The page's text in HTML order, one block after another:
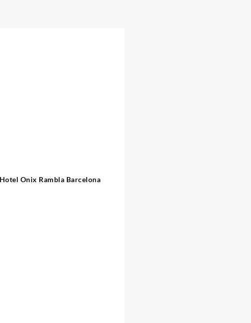
Hotel Onix Rambla Barcelona